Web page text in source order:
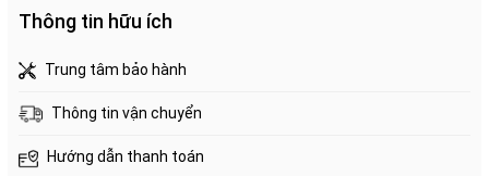
Đặc điểm nổi bật của vòi rửa mặt Sanei K4790NJV-13
Thông tin hữu ích
Trung tâm bảo hành
Thông tin vận chuyển
Hướng dẫn thanh toán